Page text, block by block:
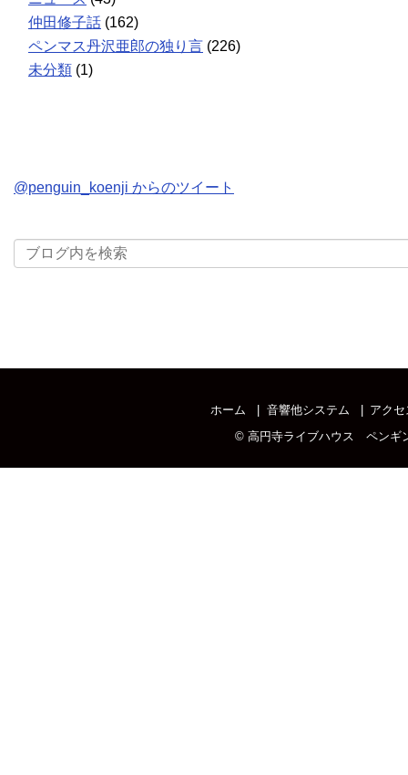
仲田修子話 (162)
ペンマス丹沢亜郎の独り言 (226)
未分類 (1)
@penguin_koenji からのツイート
ホーム 音響他システム
アクセ
© 高円寺ライブハウス ペンギ